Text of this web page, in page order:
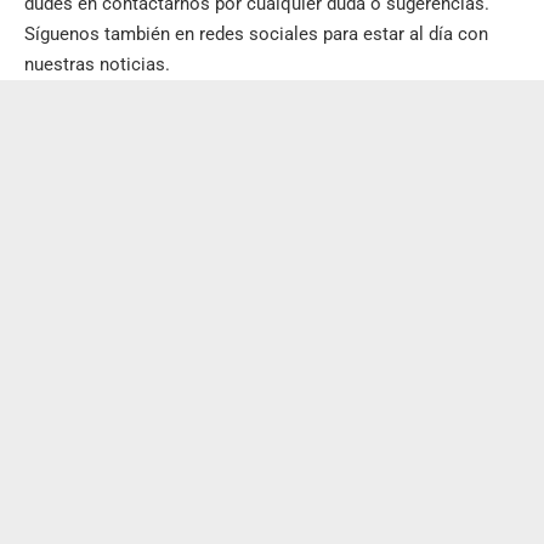
Síguenos también en redes sociales para estar al día con
nuestras noticias.